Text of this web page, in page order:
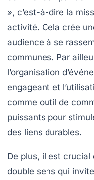
», c’est-à-dire la
activité. Cela crée
audience à se
communes. Par
l’organisation
engageant et
comme outil de
puissants pour
des liens durables.
De plus, il est crucial
double sens qui